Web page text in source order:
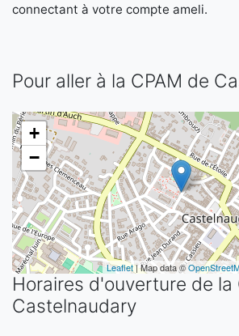
connectant à votre compte ameli.
Pour aller à la CPAM de
+
−
Leaflet| Map data ©
Horaires d'ouverture de la
Castelnaudary